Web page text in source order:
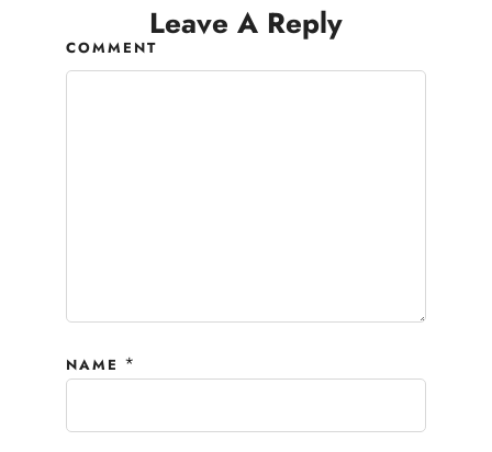
Leave A Reply
COMMENT
NAME *